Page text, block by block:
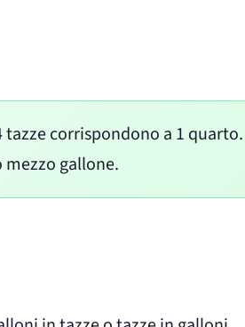
corrispondono a 1 quarto.
gallone.